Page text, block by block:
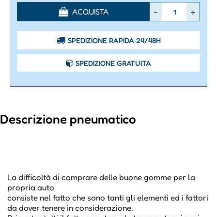
ACQUISTA
SPEDIZIONE RAPIDA 24/48H
SPEDIZIONE GRATUITA
Descrizione pneumatico
La difficoltà di comprare delle buone gomme per la
propria auto
consiste nel fatto che sono tanti gli elementi ed i fattori
da dover tenere in considerazione.